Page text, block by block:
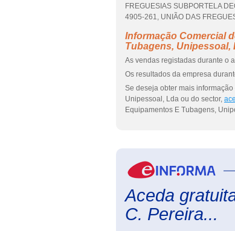
FREGUESIAS SUBPORTELA
4905-261, UNIÃO DAS
Informação Comercial
Tubagens, Unipessoal,
As vendas registadas durante o
Os resultados da empresa
Se deseja obter mais
Unipessoal, Lda ou do sector,
Equipamentos E Tubagens,
Aceda
C. Pereira...